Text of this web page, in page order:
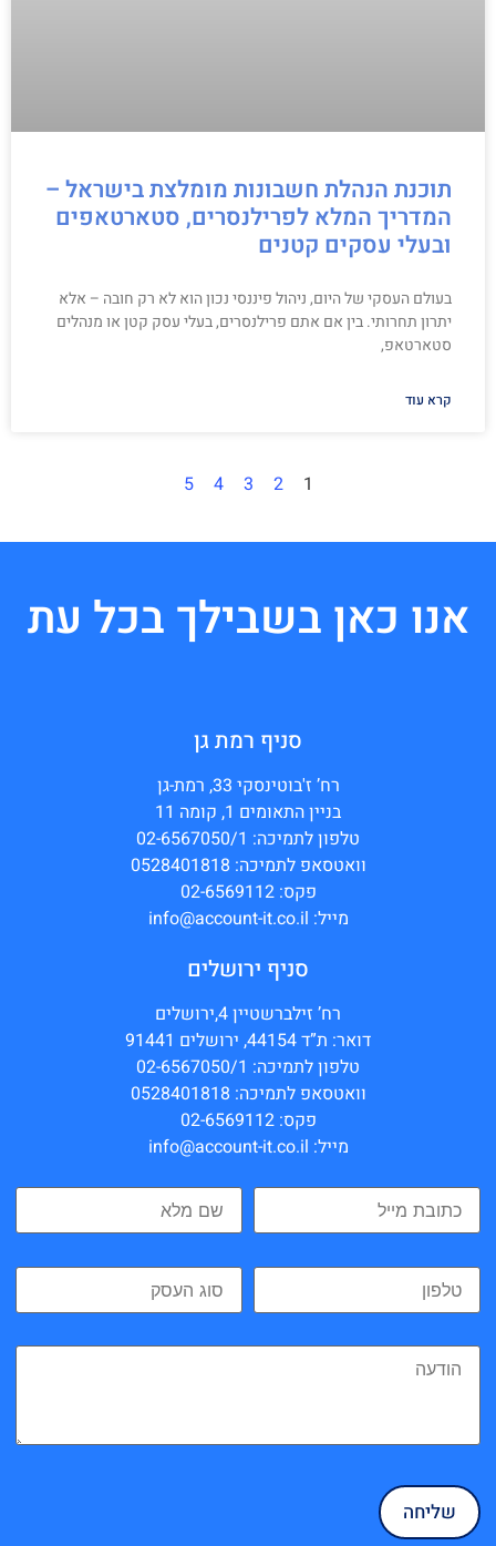
תוכנת הנהלת חשבונות מומלצת בישראל –
המדריך המלא לפרילנסרים, סטארטאפים
ובעלי עסקים קטנים
בעולם העסקי של היום, ניהול פיננסי נכון הוא לא רק חובה – אלא
יתרון תחרותי. בין אם אתם פרילנסרים, בעלי עסק קטן או מנהלים
סטארטאפ,
קרא עוד
1
2
3
4
5
אנו כאן בשבילך בכל עת
סניף רמת גן
רח’ ז'בוטינסקי 33, רמת-גן
בניין התאומים 1, קומה 11
טלפון לתמיכה: 02-6567050/1
וואטסאפ לתמיכה: 0528401818
פקס: 02-6569112
מייל: info@account-it.co.il
סניף ירושלים
רח’ זילברשטיין 4,ירושלים
דואר: ת”ד 44154, ירושלים 91441
טלפון לתמיכה: 02-6567050/1
וואטסאפ לתמיכה: 0528401818
פקס: 02-6569112
מייל: info@account-it.co.il